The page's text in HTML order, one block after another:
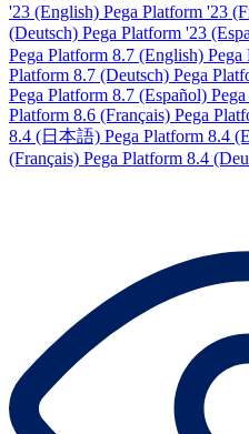
'23 (English) Pega Platform '23
(Deutsch) Pega Platform '23
Pega Platform 8.7 (English) Pega
Platform 8.7 (Deutsch) Pega
Pega Platform 8.7 (Español)
Platform 8.6 (Français) Pega
8.4 (日本語) Pega Platform 8.4
(Français) Pega Platform 8.4